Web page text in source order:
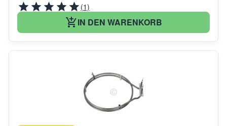
(1)
IN DEN WARENKORB